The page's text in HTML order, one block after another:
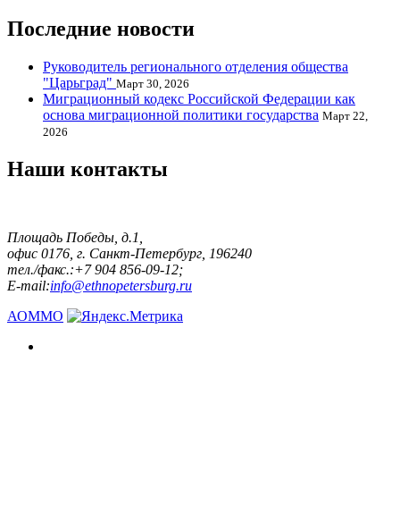
Последние новости
Руководитель регионального отделения общества
"Царьград" Март 30, 2026
Миграционный кодекс Российской Федерации как
основа миграционной политики государства Март 22,
2026
Наши контакты
Площадь Победы, д.1,
офис 0176, г. Санкт-Петербург, 196240
тел./факс.:+7 904 856-09-12;
E-mail:info@ethnopetersburg.ru
АОММО